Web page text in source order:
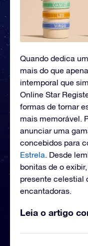
Quando dedica
mais do que
intemporal que
Online Star
formas de tornar
mais memorável.
anunciar uma
concebidos para
Estrela. Desde
bonitas de o
presente celestial
encantadoras.
Leia o artigo